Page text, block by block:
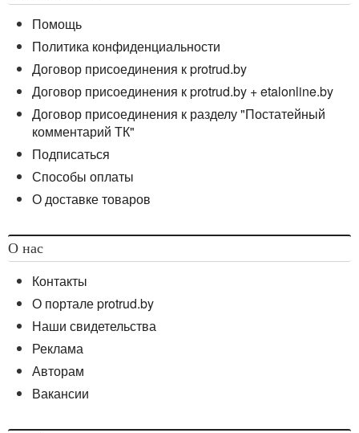
Помощь
Политика конфиденциальности
Договор присоединения к protrud.by
Договор присоединения к protrud.by + etalonline.by
Договор присоединения к разделу "Постатейный
комментарий ТК"
Подписаться
Способы оплаты
О доставке товаров
О нас
Контакты
О портале protrud.by
Наши свидетельства
Реклама
Авторам
Вакансии